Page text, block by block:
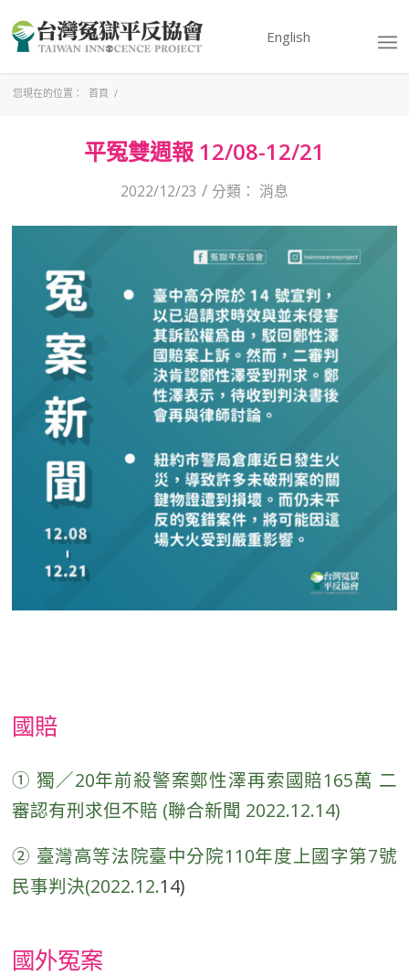
English
您現在的位置： 首頁 /
平冤雙週報 12/08-12/21
2022/12/23 / 分類： 消息
國賠
① 獨／20年前殺警案鄭性澤再索國賠165萬 二
審認有刑求但不賠 (聯合新聞 2022.12.14)
② 臺灣高等法院臺中分院110年度上國字第7號
民事判決(2022.12.14)
國外冤案